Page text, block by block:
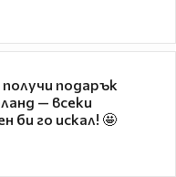
подарък
— всеки
би го искал! 🤩